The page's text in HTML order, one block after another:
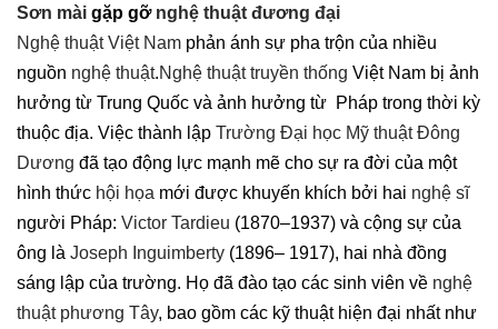
Sơn mài gặp gỡ nghệ thuật đương đại
Nghệ thuật Việt Nam phản ánh sự pha trộn của nhiều
nguồn nghệ thuật.Nghệ thuật truyền thống Việt Nam bị ảnh
hưởng từ Trung Quốc và ảnh hưởng từ Pháp trong thời kỳ
thuộc địa. Việc thành lập Trường Đại học Mỹ thuật Đông
Dương đã tạo động lực mạnh mẽ cho sự ra đời của một
hình thức hội họa mới được khuyến khích bởi hai nghệ sĩ
người Pháp: Victor Tardieu (1870–1937) và cộng sự của
ông là Joseph Inguimberty (1896– 1917), hai nhà đồng
sáng lập của trường. Họ đã đào tạo các sinh viên về nghệ
thuật phương Tây, bao gồm các kỹ thuật hiện đại nhất như